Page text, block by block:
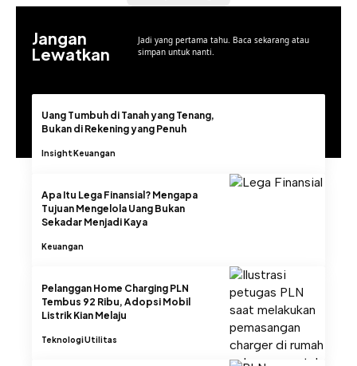
Jangan
Lewatkan
Jadi yang pertama tahu. Baca sekarang atau
simpan untuk nanti.
Uang Tumbuh di Tanah yang Tenang,
Bukan di Rekening yang Penuh
InsightKeuangan
Apa Itu Lega Finansial? Mengapa
Tujuan Mengelola Uang Bukan
Sekadar Menjadi Kaya
Keuangan
Pelanggan Home Charging PLN
Tembus 92 Ribu, Adopsi Mobil
Listrik Kian Melaju
TeknologiUtilitas